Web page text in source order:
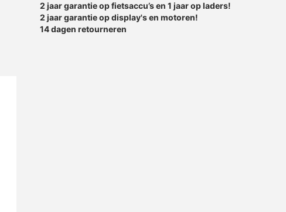
2 jaar garantie op fietsaccu’s en 1 jaar op laders!
2 jaar garantie op display's en motoren!
14 dagen retourneren